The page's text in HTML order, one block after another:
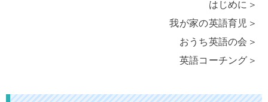
はじめに＞
我が家の英語育児＞
おうち英語の会＞
英語コーチング＞